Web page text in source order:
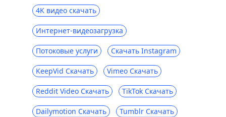
4K видео скачать
Интернет-видеозагрузка
Потоковые услуги Скачать Instagram
KeepVid Скачать Vimeo Скачать
Reddit Video Скачать TikTok Скачать
Dailymotion Скачать Tumblr Скачать